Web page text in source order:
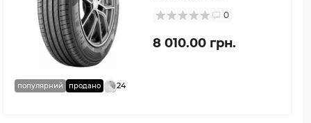
популярний продано 24
0
8 010.00 грн.